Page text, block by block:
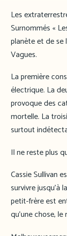
Les
Surnommés «
planète et de se
Vagues.
La première
électrique. La
provoque des
mortelle. La
surtout
Il ne reste plus
Cassie Sullivan
survivre jusqu’à
petit-frère est
qu’une chose,